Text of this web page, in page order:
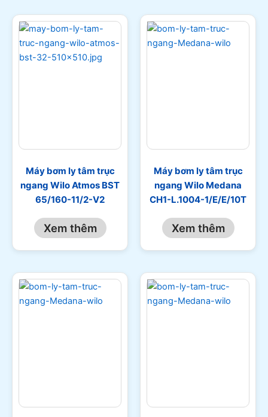
Máy bơm ly tâm trục
ngang Wilo Atmos BST
65/160-11/2-V2
Xem thêm
Máy bơm ly tâm trục
ngang Wilo Medana
CH1-L.1004-1/E/E/10T
Xem thêm